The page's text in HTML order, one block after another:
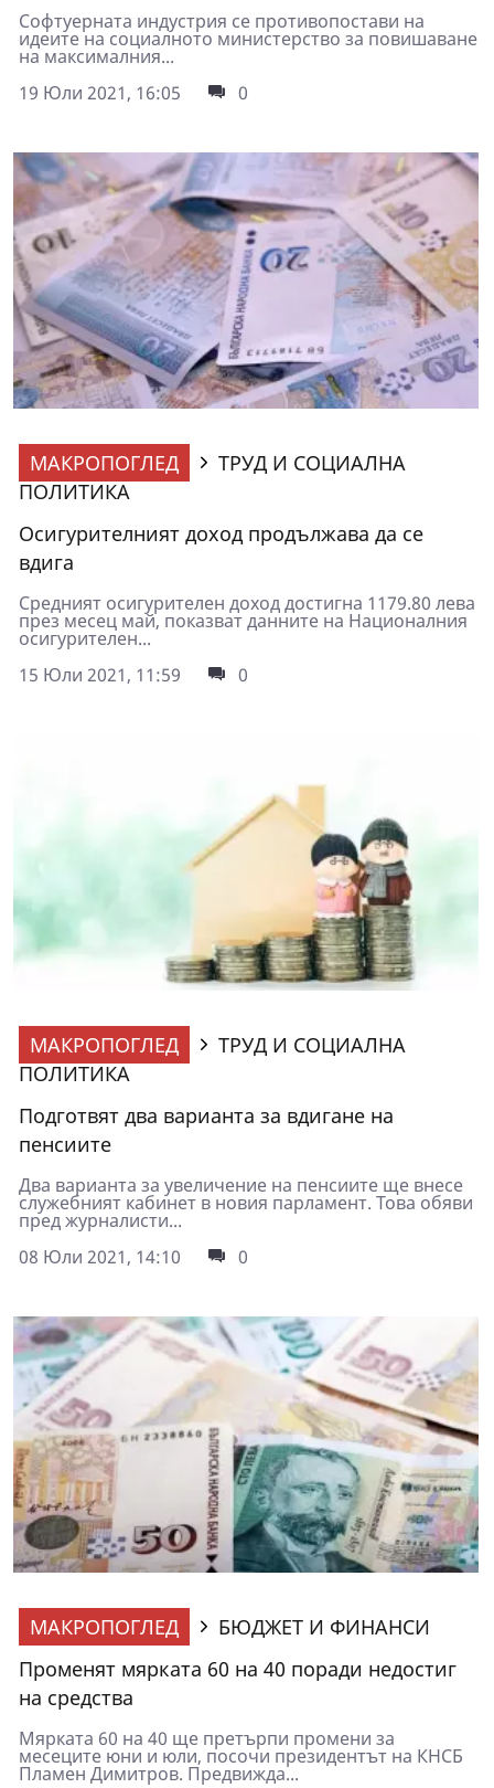
Софтуерната индустрия се противопостави на
идеите на социалното министерство за повишаване
на максималния...
19 Юли 2021, 16:05
0
МАКРОПОГЛЕД
ТРУД И СОЦИАЛНА
ПОЛИТИКА
Осигурителният доход продължава да се
вдига
Средният осигурителен доход достигна 1179.80 лева
през месец май, показват данните на Националния
осигурителен...
15 Юли 2021, 11:59
0
МАКРОПОГЛЕД
ТРУД И СОЦИАЛНА
ПОЛИТИКА
Подготвят два варианта за вдигане на
пенсиите
Два варианта за увеличение на пенсиите ще внесе
служебният кабинет в новия парламент. Това обяви
пред журналисти...
08 Юли 2021, 14:10
0
МАКРОПОГЛЕД
БЮДЖЕТ И ФИНАНСИ
Променят мярката 60 на 40 поради недостиг
на средства
Мярката 60 на 40 ще претърпи промени за
месеците юни и юли, посочи президентът на КНСБ
Пламен Димитров. Предвижда...